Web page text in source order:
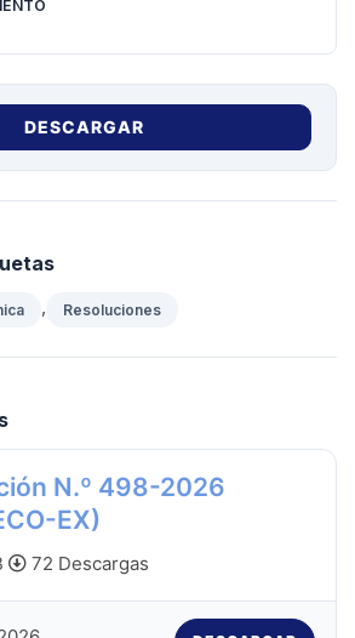
DESCARGAR
Resoluciones
N.º 498-2026
EX)
72 Descargas